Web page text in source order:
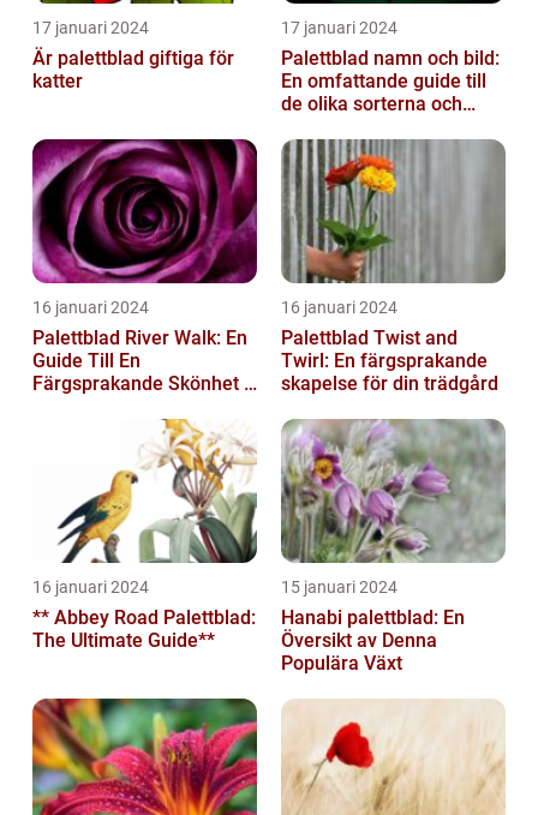
17 januari 2024
Är palettblad giftiga för
katter
17 januari 2024
Palettblad namn och bild:
En omfattande guide till
de olika sorterna och
16 januari 2024
Palettblad River Walk: En
Guide Till En
Färgsprakande Skönhet I
16 januari 2024
Palettblad Twist and
Twirl: En färgsprakande
skapelse för din trädgård
16 januari 2024
** Abbey Road Palettblad:
The Ultimate Guide**
15 januari 2024
Hanabi palettblad: En
Översikt av Denna
Populära Växt